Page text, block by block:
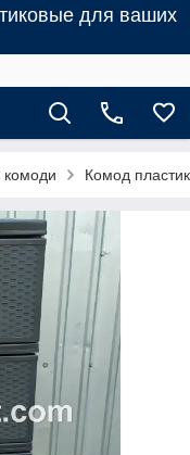
для ваших
комоди Комод